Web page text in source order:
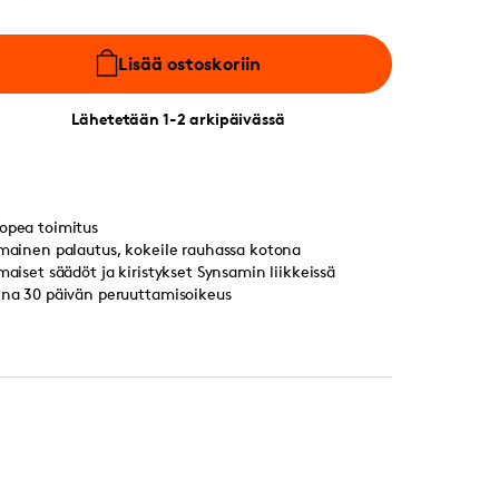
Lisää ostoskoriin
Lähetetään 1-2 arkipäivässä
toimitus
palautus, kokeile rauhassa kotona
säädöt ja kiristykset Synsamin liikkeissä
30 päivän peruuttamisoikeus